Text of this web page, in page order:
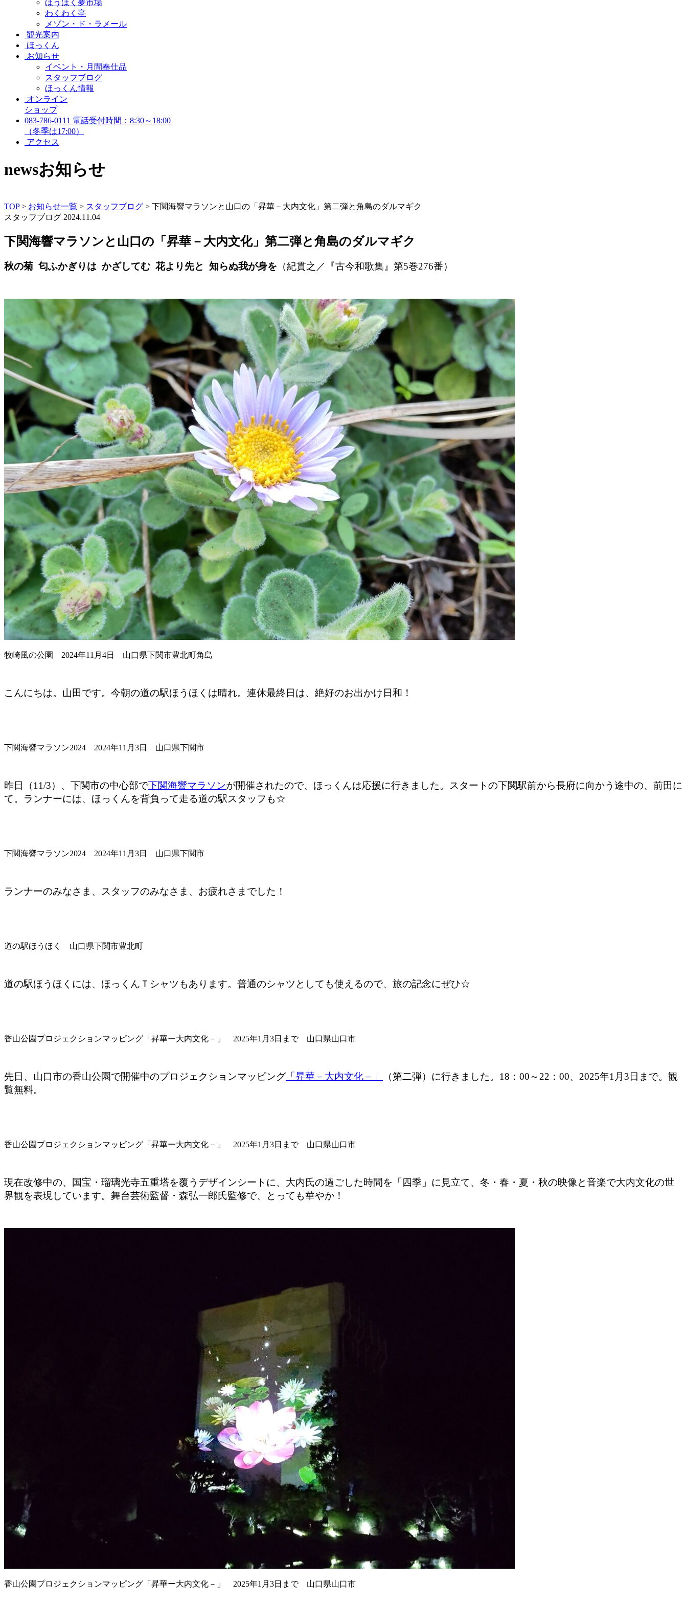
ほうほく夢市場
わくわく亭
メゾン・ド・ラメール
観光案内
ほっくん
お知らせ
イベント・月間奉仕品
スタッフブログ
ほっくん情報
オンライン
ショップ
083-786-0111 電話受付時間：8:30～18:00
（冬季は17:00）
アクセス
newsお知らせ
TOP> お知らせ一覧 > スタッフブログ > 下関海響マラソンと山口の「昇華－大内文化」第二弾と角島のダルマギク
スタッフブログ 2024.11.04
下関海響マラソンと山口の「昇華－大内文化」第二弾と角島のダルマギク
秋の菊 匂ふかぎりは かざしてむ 花より先と 知らぬ我が身を （紀貫之／『古今和歌集』第5巻276番）
牧崎風の公園 2024年11月4日 山口県下関市豊北町角島
こんにちは。山田です。今朝の道の駅ほうほくは晴れ。連休最終日は、絶好のお出かけ日和！
下関海響マラソン2024 2024年11月3日 山口県下関市
昨日（11/3）、下関市の中心部で下関海響マラソンが開催されたので、ほっくんは応援に行きました。スタートの下関駅前から長府に向かう途中の、前田に
て。ランナーには、ほっくんを背負って走る道の駅スタッフも☆
下関海響マラソン2024 2024年11月3日 山口県下関市
ランナーのみなさま、スタッフのみなさま、お疲れさまでした！
道の駅ほうほく 山口県下関市豊北町
道の駅ほうほくには、ほっくんＴシャツもあります。普通のシャツとしても使えるので、旅の記念にぜひ☆
香山公園プロジェクションマッピング「昇華ー大内文化－」 2025年1月3日まで 山口県山口市
先日、山口市の香山公園で開催中のプロジェクションマッピング「昇華－大内文化－」
（第二弾）に行きました。18：00～22：00、2025年1月3日まで。観
覧無料。
香山公園プロジェクションマッピング「昇華ー大内文化－」 2025年1月3日まで 山口県山口市
現在改修中の、国宝・瑠璃光寺五重塔を覆うデザインシートに、大内氏の過ごした時間を「四季」に見立て、冬・春・夏・秋の映像と音楽で大内文化の世
界観を表現しています。舞台芸術監督・森弘一郎氏監修で、とっても華やか！
香山公園プロジェクションマッピング「昇華ー大内文化－」 2025年1月3日まで 山口県山口市